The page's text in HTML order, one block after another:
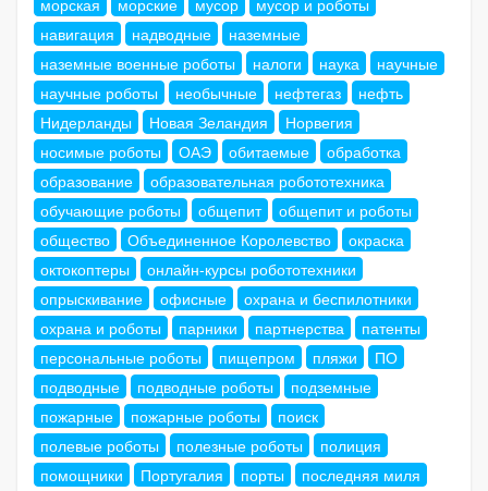
навигация
надводные
наземные
наземные военные роботы
налоги наука
научные
научные роботы
необычные нефтегаз
нефть
Нидерланды
Новая Зеландия
Норвегия
носимые роботы
ОАЭ обитаемые
обработка
образование
образовательная робототехника
обучающие роботы
общепит
общепит и роботы
общество
Объединенное Королевство
окраска
октокоптеры
онлайн-курсы робототехники
опрыскивание
офисные
охрана и беспилотники
охрана и роботы
парники партнерства
патенты
персональные роботы
пищепром пляжи
ПО
подводные
подводные роботы
подземные
пожарные
пожарные роботы
поиск
полевые роботы
полезные роботы
полиция
помощники
Португалия порты
последняя миля